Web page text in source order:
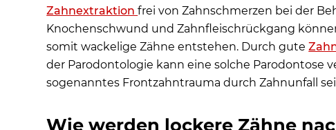
Zahnextraktionfrei von Zahnschmerzen bei der
Knochenschwund und Zahnfleischrückgang
somit wackelige Zähne entstehen. Durch gute
der Parodontologie kann eine solche Parodontose
sogenanntes Frontzahntrauma durch Zahnunfall
Wie werden lockere Zähne